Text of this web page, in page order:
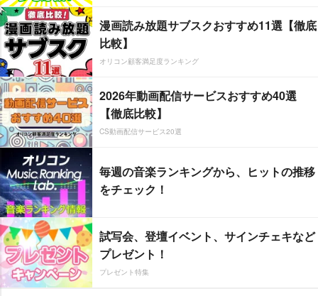
漫画読み放題サブスクおすすめ11選【徹底
比較】
オリコン顧客満足度ランキング
2026年動画配信サービスおすすめ40選
【徹底比較】
CS動画配信サービス20選
毎週の音楽ランキングから、ヒットの推移
をチェック！
試写会、登壇イベント、サインチェキなど
プレゼント！
プレゼント特集